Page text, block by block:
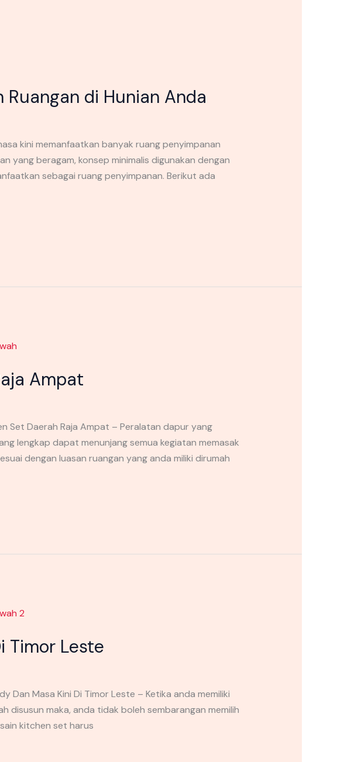
di Hunian Anda
kini memanfaatkan banyak ruang penyimpanan
yang beragam, konsep minimalis digunakan dengan
sebagai ruang penyimpanan. Berikut ada
Ampat
Set Daerah Raja Ampat – Peralatan dapur yang
lengkap dapat menunjang semua kegiatan memasak
dengan luasan ruangan yang anda miliki dirumah
Timor Leste
Dan Masa Kini Di Timor Leste – Ketika anda memiliki
disusun maka, anda tidak boleh sembarangan memilih
kitchen set harus